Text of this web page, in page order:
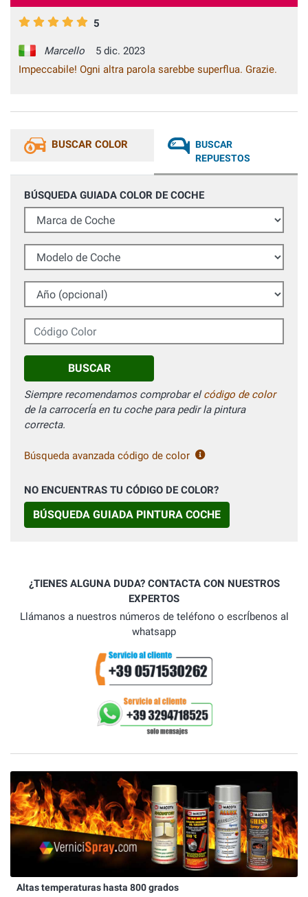
5
Marcello
5 dic. 2023
Impeccabile! Ogni altra parola sarebbe superflua. Grazie.
BUSCAR COLOR
BUSCAR
REPUESTOS
BÚSQUEDA GUIADA COLOR DE COCHE
Marca de Coche
Modelo de Coche
Año (opcional)
Código Color
BUSCAR
Siempre recomendamos comprobar elcódigo de color
de la carrocerÍa en tu coche para pedir la pintura
correcta.
Búsqueda avanzada código de color
NO ENCUENTRAS TU CÓDIGO DE COLOR?
BÚSQUEDA GUIADA PINTURA COCHE
¿TIENES ALGUNA DUDA? CONTACTA CON NUESTROS
EXPERTOS
Llámanos a nuestros números de teléfono o escrÍbenos al
whatsapp
Altas temperaturas hasta 800 grados